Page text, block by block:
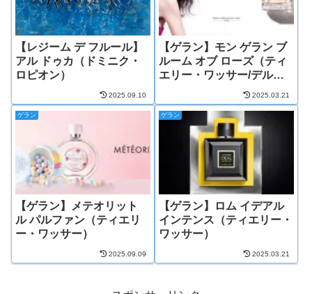
【レジーム デ フルール】
アル ドゥカ（ドミニク・
ロピオン）
2025.09.10
【ゲラン】モン ゲラン ブ
ルーム オブ ローズ（ティ
エリー・ワッサー/デルフ
ィーヌ・ジェルク）
2025.03.21
ゲラン
【ゲラン】メテオリット
ル パルファン（ティエリ
ー・ワッサー）
2025.09.09
ゲラン
【ゲラン】ロム イデアル
インテンス（ティエリー・
ワッサー）
2025.03.21